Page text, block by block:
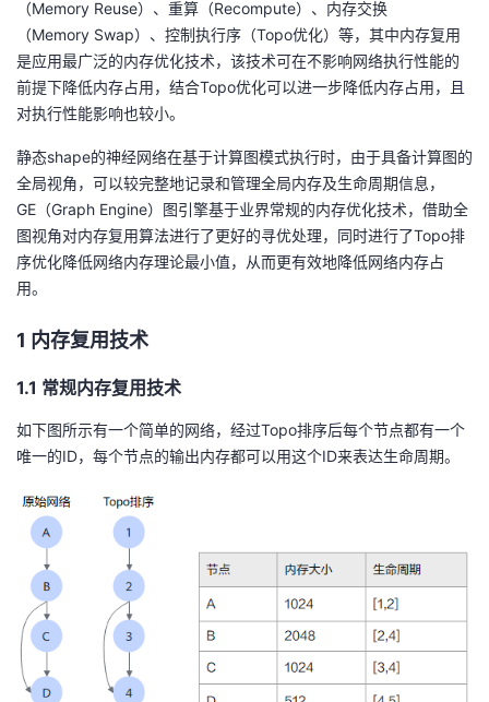
者
我
博
客
的
论
我
的
子
我
直
播
的
活
动
我
的
关
注
我
的
开
者
我
的
我
支
（Memory Reuse）、重算（Recompute）、内存交换
（Memory Swap）、控制执行序（Topo优化）等，其中内存复用
是应用最广泛的内存优化技术，该技术可在不影响网络执行性能的
前提下降低内存占用，结合Topo优化可以进一步降低内存占用，且
对执行性能影响也较小。
静态shape的神经网络在基于计算图模式执行时，由于具备计算图的
全局视角，可以较完整地记录和管理全局内存及生命周期信息，
GE（Graph Engine）图引擎基于业界常规的内存优化技术，借助全
图视角对内存复用算法进行了更好的寻优处理，同时进行了Topo排
序优化降低网络内存理论最小值，从而更有效地降低网络内存占
用。
1 内存复用技术
1.1 常规内存复用技术
如下图所示有一个简单的网络，经过Topo排序后每个节点都有一个
唯一的ID，每个节点的输出内存都可以用这个ID来表达生命周期。